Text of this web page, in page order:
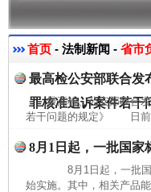
首页 - 法制新闻 - 省市
最高检公安部联合发
罪核准追诉案件若干
最高检、公安部联合
若干问题的规定》 日前
8月1日起，一批国家
8月1日起，一批国
始实施。其中，相关产品